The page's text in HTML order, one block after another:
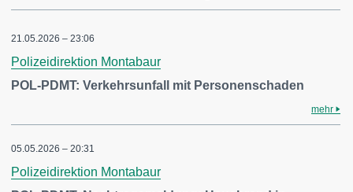
21.05.2026 – 23:06
Polizeidirektion Montabaur
POL-PDMT: Verkehrsunfall mit Personenschaden
mehr
05.05.2026 – 20:31
Polizeidirektion Montabaur